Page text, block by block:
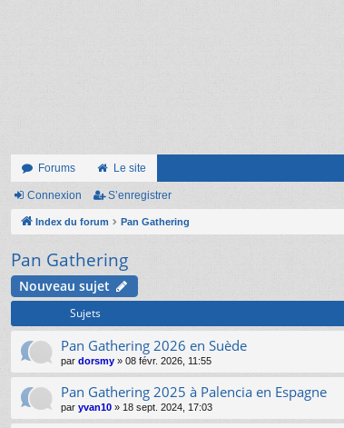
Forums Le site
Connexion S’enregistrer
Index du forum Pan Gathering
Pan Gathering
Nouveau sujet
Sujets
Pan Gathering 2026 en Suède
par dorsmy » 08 févr. 2026, 11:55
Pan Gathering 2025 à Palencia en Espagne
par yvan10 » 18 sept. 2024, 17:03